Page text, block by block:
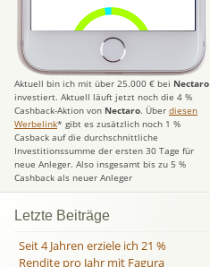
Aktuell bin ich mit über 25.000 € bei Nectaro
investiert. Aktuell läuft jetzt noch die 4 %
Cashback-Aktion von Nectaro. Über diesen
Werbelink* gibt es zusätzlich noch 1 %
Casback auf die durchschnittliche
Investitionssumme der ersten 30 Tage für
neue Anleger. Also insgesamt bis zu 5 %
Cashback als neuer Anleger
Letzte Beiträge
Seit 4 Jahren erziele ich 21 %
Rendite pro Jahr mit Fagura